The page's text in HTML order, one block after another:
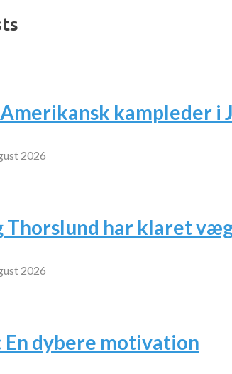
kampleder i
2026
Thorslund har klaret
2026
En dybere motivation